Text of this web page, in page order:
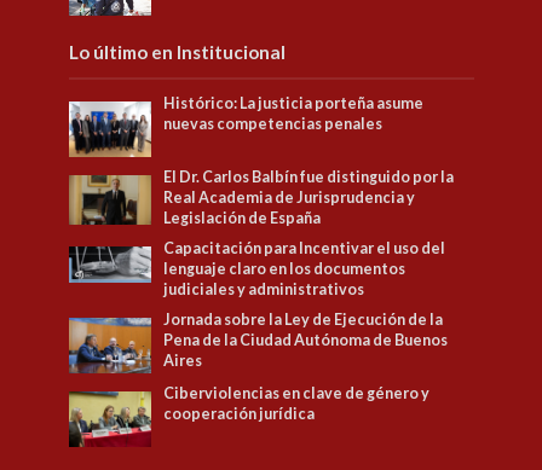
Lo último en Institucional
Histórico: La justicia porteña asume
nuevas competencias penales
El Dr. Carlos Balbín fue distinguido por la
Real Academia de Jurisprudencia y
Legislación de España
Capacitación para Incentivar el uso del
lenguaje claro en los documentos
judiciales y administrativos
Jornada sobre la Ley de Ejecución de la
Pena de la Ciudad Autónoma de Buenos
Aires
Ciberviolencias en clave de género y
cooperación jurídica